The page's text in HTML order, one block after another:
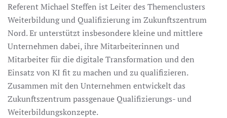
Referent Michael Steffen ist Leiter des Themenclusters
Weiterbildung und Qualifizierung im Zukunftszentrum
Nord. Er unterstützt insbesondere kleine und mittlere
Unternehmen dabei, ihre Mitarbeiterinnen und
Mitarbeiter für die digitale Transformation und den
Einsatz von KI fit zu machen und zu qualifizieren.
Zusammen mit den Unternehmen entwickelt das
Zukunftszentrum passgenaue Qualifizierungs- und
Weiterbildungskonzepte.